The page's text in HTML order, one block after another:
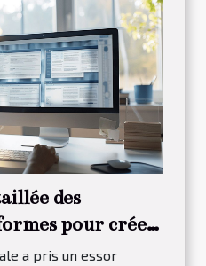
des
pour créer
a pris un essor